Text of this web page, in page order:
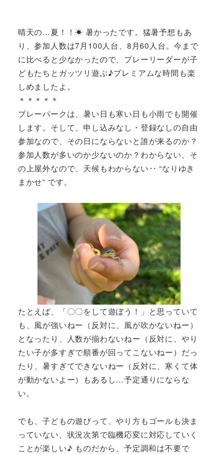
晴天の…夏！！☀ 暑かったです。猛暑予想もあ
り、参加人数は7月100人台、8月60人台。今まで
に比べると少なかったので、プレーリーダーが子
どもたちとガッツリ遊ぶ♪プレミアムな時間も楽
しめましたよ。
＊＊＊＊＊
プレーパークは、暑い日も寒い日も小雨でも開催
します。そして、申し込みなし・登録なしの自由
参加なので、その日にならないと誰が来るのか？
参加人数が多いのか少ないのか？わからない、そ
の上屋外なので、天候もわからない‥ “なりゆき
まかせ” です。
たとえば、「〇〇をして遊ぼう！」と思っていて
も、風が強いねー（反対に、風が吹かないねー）
となったり、人数が揃わないねー（反対に、やり
たい子が多すぎで順番が回ってこないねー）だっ
たり、暑すぎてできないねー（反対に、寒くて体
が動かないよー）もあるし…予定通りにならな
い。
でも、子どもの遊びって、やり方もゴールも決ま
っていない、状況次第で臨機応変に対応していく
ことが楽しい♪ ものだから、予定調和は不要で